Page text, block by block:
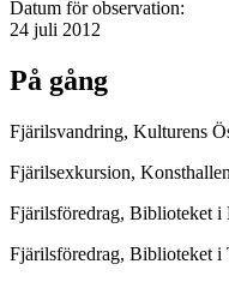
Datum för observation:
24 juli 2012
På gång
Fjärilsvandring, Kulturens
Fjärilsexkursion,
Fjärilsföredrag, Biblioteket i
Fjärilsföredrag, Biblioteket i